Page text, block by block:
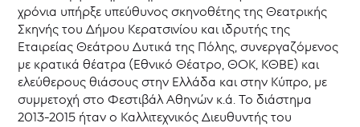
χρόνια υπήρξε υπεύθυνος σκηνοθέτης της Θεατρικής
Σκηνής του Δήμου Κερατσινίου και ιδρυτής της
Εταιρείας Θεάτρου Δυτικά της Πόλης, συνεργαζόμενος
με κρατικά θέατρα (Εθνικό Θέατρο, ΘΟΚ, ΚΘΒΕ) και
ελεύθερους θιάσους στην Ελλάδα και στην Κύπρο, με
συμμετοχή στο Φεστιβάλ Αθηνών κ.ά. Το διάστημα
2013-2015 ήταν ο Καλλιτεχνικός Διευθυντής του